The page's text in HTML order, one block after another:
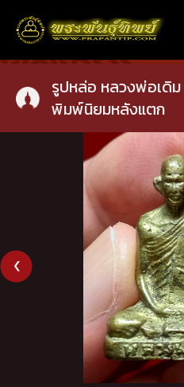
รูปหล่อ หลวงพ่อเดิ
พิมพ์นิยมหลังแตก